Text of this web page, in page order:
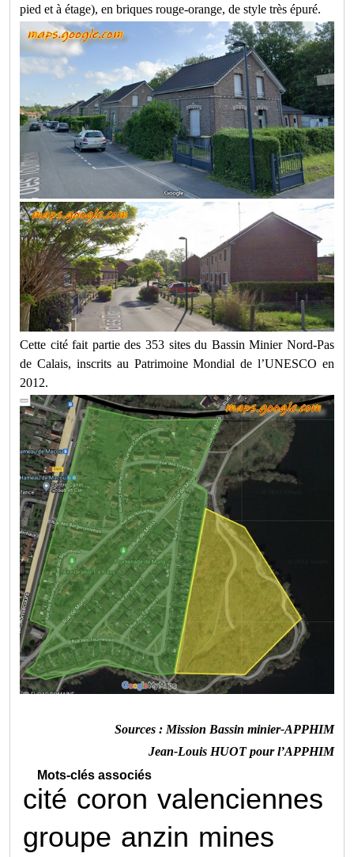
pied et à étage), en briques rouge-orange, de style très épuré.
Cette cité fait partie des 353 sites du Bassin Minier Nord-Pas
de Calais, inscrits au Patrimoine Mondial de l’UNESCO en
2012.
Sources : Mission Bassin minier-APPHIM
Jean-Louis HUOT pour l’APPHIM
Mots-clés associés
cité coron valenciennes
groupe anzin mines